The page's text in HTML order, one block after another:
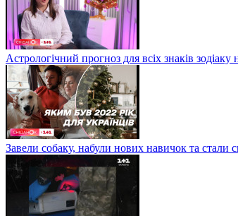
Астрологічний прогноз для всіх знаків зодіаку
Завели собаку, набули нових навичок та